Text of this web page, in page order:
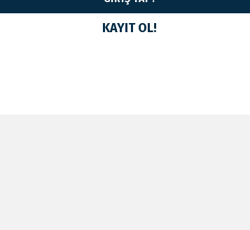
KAYIT OL!